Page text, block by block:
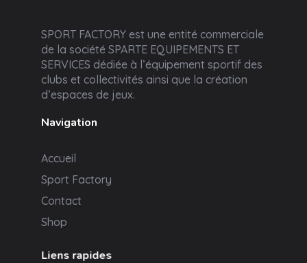
SPORT FACTORY est une entité commerciale
de la société SPARTE EQUIPEMENTS ET
SERVICES dédiée à l’équipement sportif des
clubs et collectivités ainsi que la création
d’espaces de jeux.
Navigation
Accueil
Sport Factory
Contact
Shop
Liens rapides